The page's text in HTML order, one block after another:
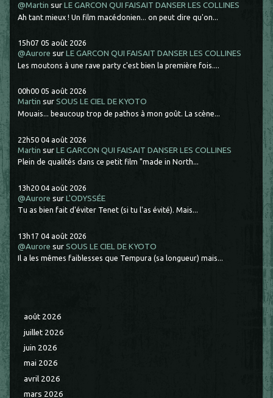
@Martin surLE GARCON QUI FAISAIT DANSER LES COLLINES
Ah tant mieux ! Un film macédonien... on peut dire qu'on...
15h07 05 août 2026
@Aurore surLE GARCON QUI FAISAIT DANSER LES COLLINES
Les moutons à une rave party c'est bien la première fois....
00h00 05 août 2026
Martin surSOUS LE CIEL DE KYOTO
Mouais... beaucoup trop de pathos à mon goût. La scène...
22h50 04 août 2026
Martin surLE GARCON QUI FAISAIT DANSER LES COLLINES
Plein de qualités dans ce petit film "made in North...
13h20 04 août 2026
@Aurore surL'ODYSSÉE
Tu as bien fait d'éviter Tenet (si tu l'as évité). Mais...
13h17 04 août 2026
@Aurore surSOUS LE CIEL DE KYOTO
Il a les mêmes faiblesses que Tempura (sa longueur) mais...
août 2026
juillet 2026
juin 2026
mai 2026
avril 2026
mars 2026